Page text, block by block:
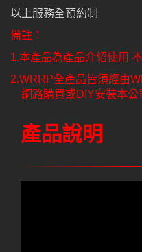
以上服務全預約制
備註：
1.本產品為產品介紹使用
2.WRRP全產品皆須經由
網路購買或DIY安裝本公
產品說明